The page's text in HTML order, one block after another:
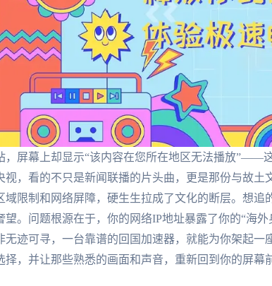
，屏幕上却显示“该内容在您所在地区无法播放”——
视，看的不只是新闻联播的片头曲，更是那份与故土
域限制和网络屏障，硬生生拉成了文化的断层。想追
望。问题根源在于，你的网络IP地址暴露了你的“海外
无迹可寻，一台靠谱的回国加速器，就能为你架起一
择，并让那些熟悉的画面和声音，重新回到你的屏幕